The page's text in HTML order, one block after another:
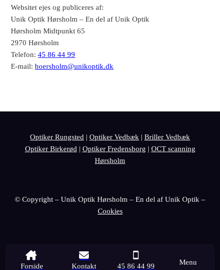
Forside Kontakt 45 86 44 99
Menu
Websitet ejes og publiceres af:
Unik Optik Hørsholm – En del af Unik Optik
Hørsholm Midtpunkt 65
2970 Hørsholm
Telefon:45 86 44 99
E-mail:hoersholm@unikoptik.dk
Optiker Rungsted | Optiker Vedbæk | Briller Vedbæk
Optiker Birkerød | Optiker Fredensborg | OCT scanning
Hørsholm
© Copyright – Unik Optik Hørsholm – En del af Unik Optik –
Cookies